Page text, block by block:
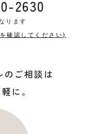
2630
ります
確認してください)
のご相談は
に。